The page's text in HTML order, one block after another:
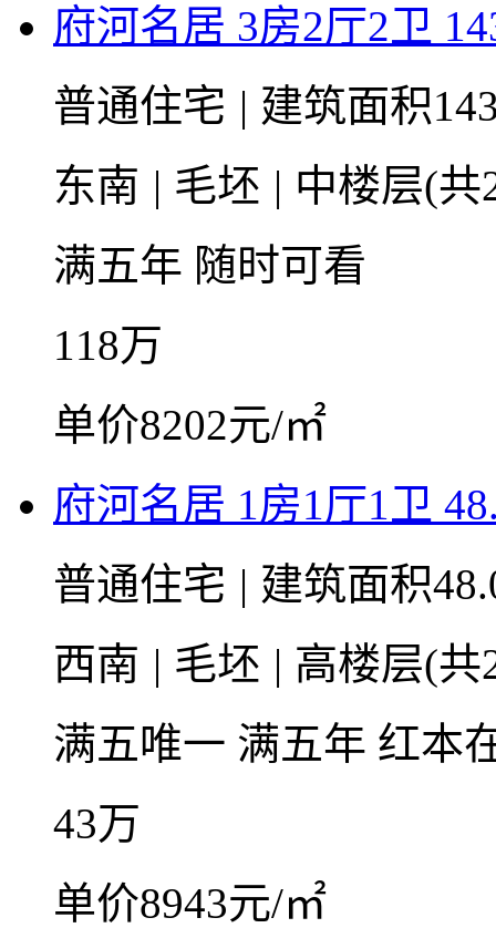
府河名居 3房2厅2卫
普通住宅 | 建筑面积
东南 | 毛坯 | 中楼层(
满五年 随时可看
118万
单价8202元/㎡
府河名居 1房1厅1卫
普通住宅 | 建筑面积
西南 | 毛坯 | 高楼层(
满五唯一 满五年 红本
43万
单价8943元/㎡